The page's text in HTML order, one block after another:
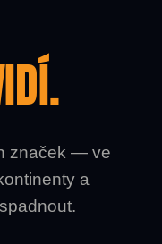
značek — ve
a